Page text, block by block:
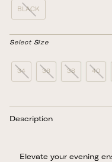
BLACK
Select Size
34 36 38 40
Description
Elevate your evening